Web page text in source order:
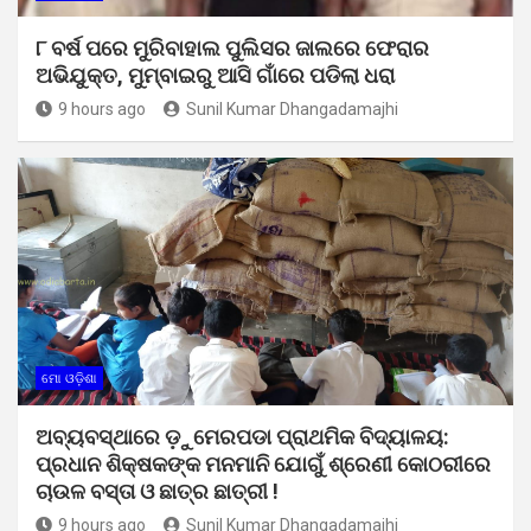
୮ ବର୍ଷ ପରେ ମୁରିବାହାଲ ପୁଲିସର ଜାଲରେ ଫେରାର
ଅଭିଯୁକ୍ତ, ମୁମ୍ବାଇରୁ ଆସି ଗାଁରେ ପଡିଲା ଧରା
9 hours ago Sunil Kumar Dhangadamajhi
ମୋ ଓଡ଼ିଶା
ଅବ୍ୟବସ୍ଥାରେ ଡ଼ୁମେରପଡା ପ୍ରାଥମିକ ବିଦ୍ୟାଳୟ:
ପ୍ରଧାନ ଶିକ୍ଷକଙ୍କ ମନମାନି ଯୋଗୁଁ ଶ୍ରେଣୀ କୋଠରୀରେ
ଚାଉଳ ବସ୍ତା ଓ ଛାତ୍ର ଛାତ୍ରୀ !
9 hours ago Sunil Kumar Dhangadamajhi